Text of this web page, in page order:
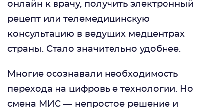
онлайн к врачу, получить электронный
рецепт или телемедицинскую
консультацию в ведущих медцентрах
страны. Стало значительно удобнее.
Многие осознавали необходимость
перехода на цифровые технологии. Но
смена МИС — непростое решение и